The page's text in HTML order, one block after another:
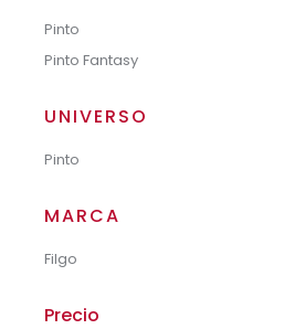
Pinto
Pinto Fantasy
UNIVERSO
Pinto
MARCA
Filgo
Precio